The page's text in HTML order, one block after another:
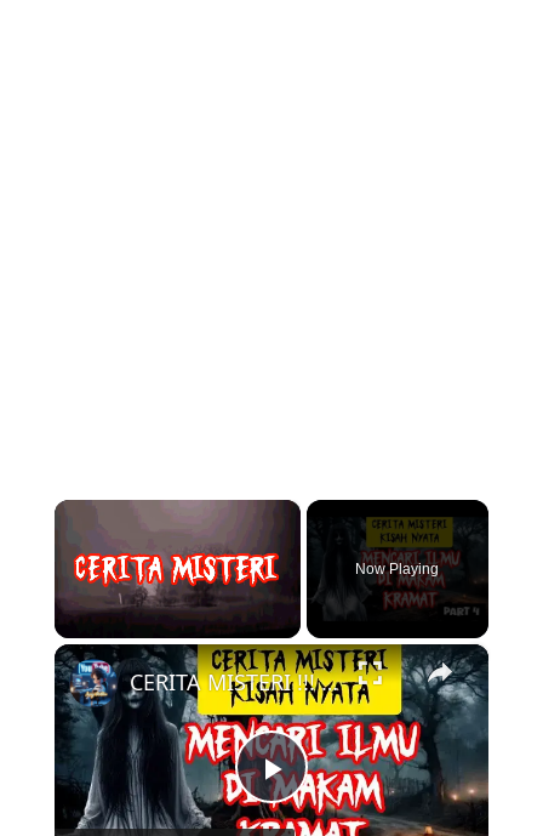
×
Unmute
Now Playing
×
P
CERITA MISTERI !!! kisah nyata mencari ilmu di makam keramat